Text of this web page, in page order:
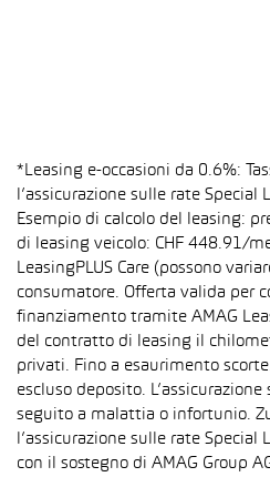
*Leasing e-occasioni da 0.6%:
l’assicurazione sulle rate
Esempio di calcolo del leasing:
di leasing veicolo: CHF 448.91/
LeasingPLUS Care (possono
consumatore. Offerta valida per
finanziamento tramite AMAG
del contratto di leasing il
privati. Fino a esaurimento
escluso deposito.
seguito a malattia o infortunio.
l’assicurazione sulle rate
con il sostegno di AMAG Group